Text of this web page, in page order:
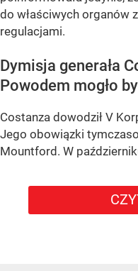
do właściwych organów
regulacjami.
Dymisja generała
Powodem mogło
Costanza dowodził V
Jego obowiązki
Mountford. W